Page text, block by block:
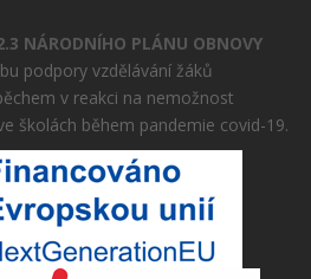
NÁRODNÍHO PLÁNU OBNOVY
podpory vzdělávání žáků
v reakci na nemožnost
školách během pandemie covid-19.